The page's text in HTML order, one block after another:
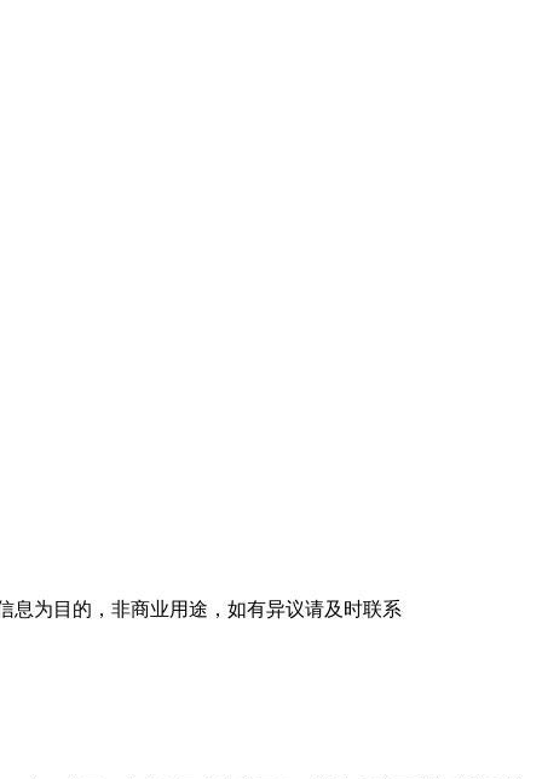
息为目的，非商业用途，如有异议请及时联系